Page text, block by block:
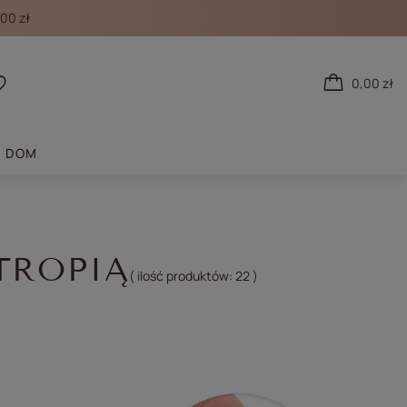
zł
zakupowe
0,00 zł
DOM
( ilość produktów:22 )